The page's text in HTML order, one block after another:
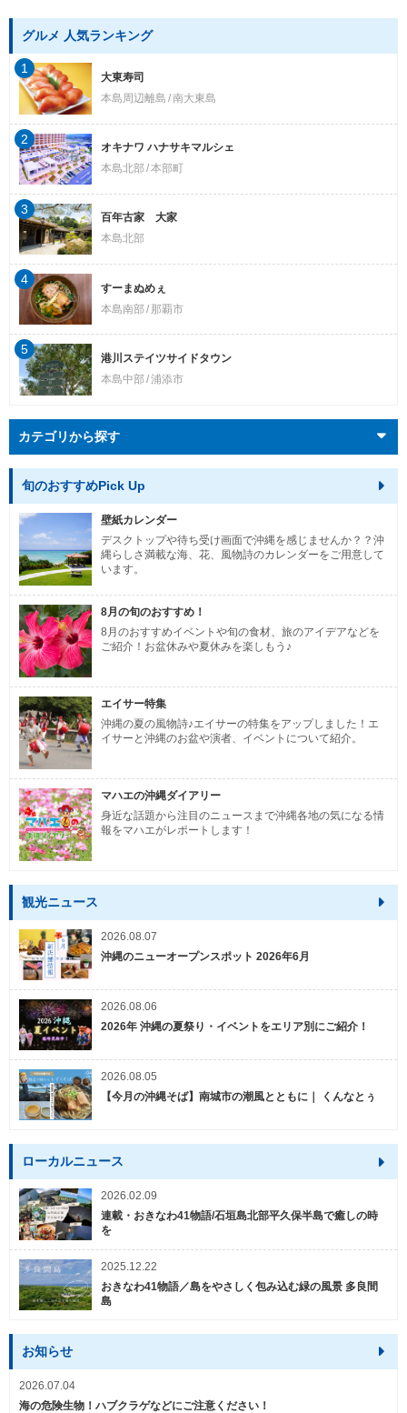
グルメ 人気ランキング
大東寿司
本島周辺離島 南大東島
1
オキナワ ハナサキマルシェ
本島北部 本部町
2
百年古家 大家
本島北部
3
すーまぬめぇ
本島南部
那覇市
4
港川ステイツサイドタウン
本島中部 浦添市
5
カテゴリから探す
旬のおすすめPick Up
壁紙カレンダー
デスクトップや待ち受け画面で沖縄を感じませんか？？沖
縄らしさ満載な海、花、風物詩のカレンダーをご用意して
います。
8月の旬のおすすめ！
8月のおすすめイベントや旬の食材、旅のアイデアなどを
ご紹介！お盆休みや夏休みを楽しもう♪
エイサー特集
沖縄の夏の風物詩♪エイサーの特集をアップしました！エ
イサーと沖縄のお盆や演者、イベントについて紹介。
マハエの沖縄ダイアリー
身近な話題から注目のニュースまで沖縄各地の気になる情
報をマハエがレポートします！
観光ニュース
2026.08.07
沖縄のニューオープンスポット 2026年6月
2026.08.06
2026年 沖縄の夏祭り・イベントをエリア別にご紹介！
2026.08.05
【今月の沖縄そば】南城市の潮風とともに｜ くんなとぅ
ローカルニュース
2026.02.09
連載・おきなわ41物語/石垣島北部平久保半島で癒しの時
を
2025.12.22
おきなわ41物語／島をやさしく包み込む緑の風景 多良間
島
お知らせ
2026.07.04
海の危険生物！ハブクラゲなどにご注意ください！